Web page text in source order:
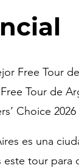
Free Tour
Tour de
Choice
es una
este tour para